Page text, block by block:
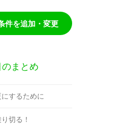
件を追加・変更
まとめ
するために
切る！